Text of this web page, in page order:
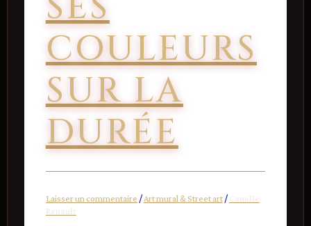
COULEURS
SUR LA
DURÉE
Laisser un commentaire /Art mural & Street art/ Camille
Renault